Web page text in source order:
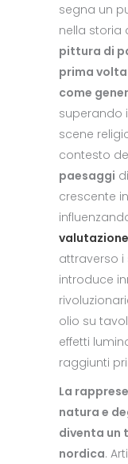
segna un
nella storia
pittura di
prima
come
superando
scene
contesto
paesaggi
crescente
attraverso i
introduce
olio su
effetti
raggiunti
La
natura e
diventa un
nordica.